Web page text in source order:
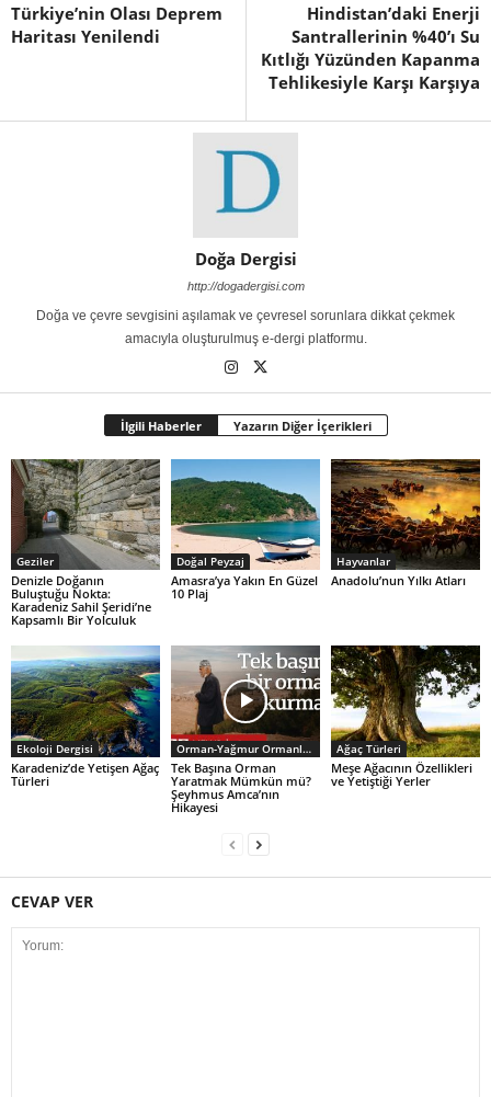
Türkiye’nin Olası Deprem
Haritası Yenilendi
Hindistan’daki Enerji
Santrallerinin %40’ı Su
Kıtlığı Yüzünden Kapanma
Tehlikesiyle Karşı Karşıya
Doğa Dergisi
http://dogadergisi.com
Doğa ve çevre sevgisini aşılamak ve çevresel sorunlara dikkat çekmek
amacıyla oluşturulmuş e-dergi platformu.
İlgili Haberler Yazarın Diğer İçerikleri
Geziler
Denizle Doğanın
Buluştuğu Nokta:
Karadeniz Sahil Şeridi’ne
Kapsamlı Bir Yolculuk
Doğal Peyzaj
Amasra’ya Yakın En Güzel
10 Plaj
Hayvanlar
Anadolu’nun Yılkı Atları
Ekoloji Dergisi
Karadeniz’de Yetişen Ağaç
Türleri
Orman-Yağmur Ormanları
Tek Başına Orman
Yaratmak Mümkün mü?
Şeyhmus Amca’nın
Hikayesi
Ağaç Türleri
Meşe Ağacının Özellikleri
ve Yetiştiği Yerler
CEVAP VER